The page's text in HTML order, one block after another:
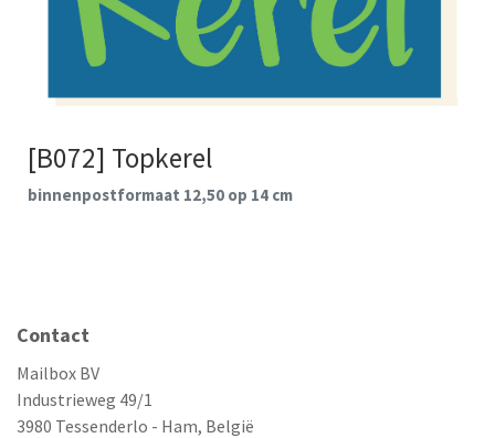
[B072] Topkerel
binnenpostformaat 12,50 op 14 cm
Contact
Mailbox BV
Industrieweg 49/1
3980 Tessenderlo - Ham, België